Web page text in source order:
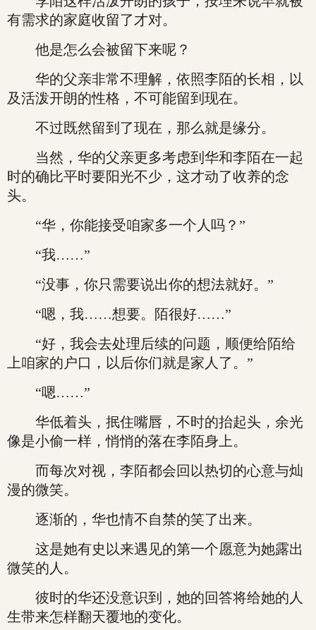
有需求的家庭收留了才对。
他是怎么会被留下来呢？
华的父亲非常不理解，依照李陌的长相，以
及活泼开朗的性格，不可能留到现在。
不过既然留到了现在，那么就是缘分。
当然，华的父亲更多考虑到华和李陌在一起
时的确比平时要阳光不少，这才动了收养的念
头。
“华，你能接受咱家多一个人吗？”
“我……”
“没事，你只需要说出你的想法就好。”
“嗯，我……想要。陌很好……”
“好，我会去处理后续的问题，顺便给陌给
上咱家的户口，以后你们就是家人了。”
“嗯……”
华低着头，抿住嘴唇，不时的抬起头，余光
像是小偷一样，悄悄的落在李陌身上。
而每次对视，李陌都会回以热切的心意与灿
漫的微笑。
逐渐的，华也情不自禁的笑了出来。
这是她有史以来遇见的第一个愿意为她露出
微笑的人。
彼时的华还没意识到，她的回答将给她的人
生带来怎样翻天覆地的变化。